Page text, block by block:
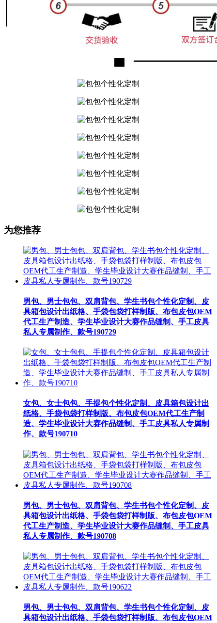
为您推荐
男包、男士包包、双肩背包、学生书包个性化定制、皮
具箱包设计出纸格、手袋包袋打样制版、布包皮包OEM
代工生产制造、学生毕业设计大赛作品缝制、手工皮具
私人专属制作、款号190729
女包、女士包包、手提包个性化定制、皮具箱包设计出
纸格、手袋包袋打样制版、布包皮包OEM代工生产制
造、学生毕业设计大赛作品缝制、手工皮具私人专属制
作、款号190710
男包、男士包包、双肩背包、学生书包个性化定制、皮
具箱包设计出纸格、手袋包袋打样制版、布包皮包OEM
代工生产制造、学生毕业设计大赛作品缝制、手工皮具
私人专属制作、款号190708
男包、男士包包、双肩背包、学生书包个性化定制、皮
具箱包设计出纸格、手袋包袋打样制版、布包皮包OEM